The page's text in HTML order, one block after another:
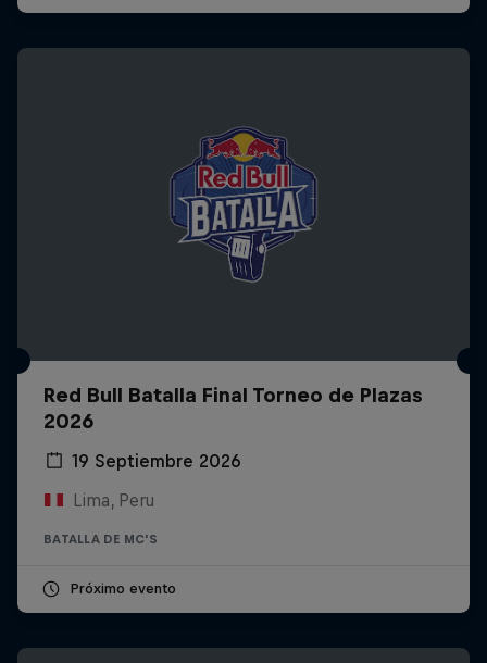
Red Bull Batalla Final Torneo de Plazas
2026
19 Septiembre 2026
Lima, Peru
BATALLA DE MC'S
Próximo evento